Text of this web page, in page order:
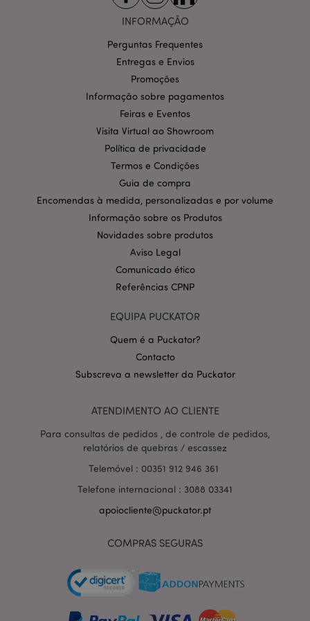
INFORMAÇÃO
Perguntas Frequentes
Entregas e Envios
Promoções
Informação sobre pagamentos
Feiras e Eventos
Visita Virtual ao Showroom
Política de privacidade
Termos e Condições
Guia de compra
Encomendas à medida, personalizadas e por volume
Informação sobre os Produtos
Novidades sobre produtos
Aviso Legal
Comunicado ético
Referências CPNP
EQUIPA PUCKATOR
Quem é a Puckator?
Contacto
Subscreva a newsletter da Puckator
ATENDIMENTO AO CLIENTE
Para consultas de pedidos , de controle de pedidos,
relatórios de quebras / escassez
Telemóvel : 00351 912 946 361
Telefone internacional : 3088 03341
apoiocliente@puckator.pt
COMPRAS SEGURAS
mage-cache-storage-section-
Adobe Inc.
.www.puckator.pt
section_data_ids
Adobe Inc.
mage-messages
Adobe Inc.
www.puckator.pt
Política de Privacidade da